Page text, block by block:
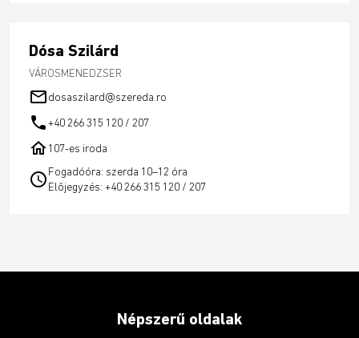
Dósa Szilárd
VÁROSMENEDZSER
mail_outlinedosaszilard@szereda.ro
call+40 266 315 120 / 207
home107-es iroda
scheduleFogadóóra: szerda 10–12 óra
Előjegyzés: +40 266 315 120 / 207
Népszerű oldalak